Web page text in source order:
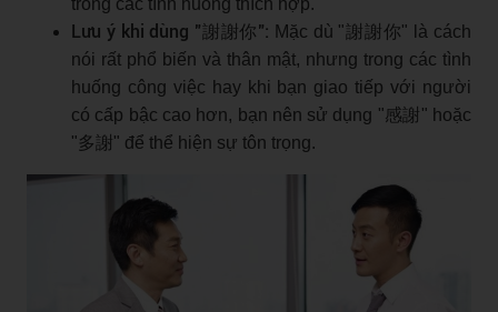
trong các tình huống thích hợp.
Lưu ý khi dùng "謝謝你": Mặc dù "謝謝你" là cách
nói rất phổ biến và thân mật, nhưng trong các tình
huống công việc hay khi bạn giao tiếp với người
có cấp bậc cao hơn, bạn nên sử dụng "感謝" hoặc
"多謝" để thể hiện sự tôn trọng.